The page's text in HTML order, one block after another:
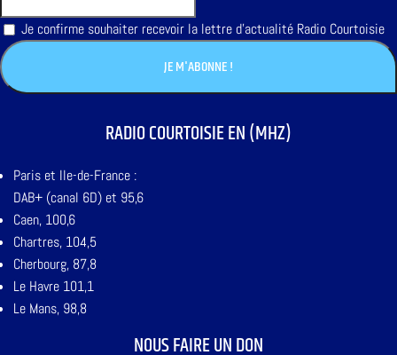
Je confirme souhaiter recevoir la lettre d'actualité Radio Courtoisie
RADIO COURTOISIE EN (MHZ)
Paris et Ile-de-France :
DAB+ (canal 6D) et 95,6
Caen, 100,6
Chartres, 104,5
Cherbourg, 87,8
Le Havre 101,1
Le Mans, 98,8
NOUS FAIRE UN DON